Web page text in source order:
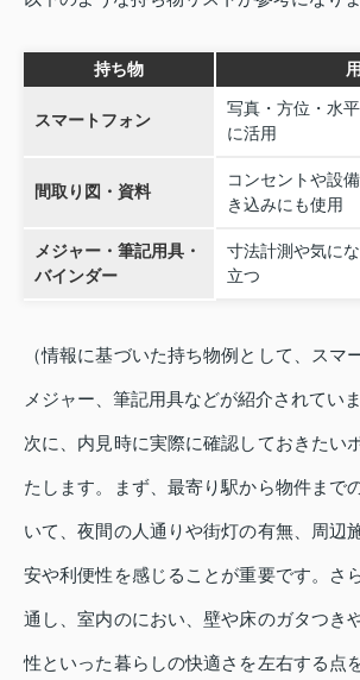
持ち物
スマートフォン
写真・方位・水
に活用
間取り図・資料
コンセントや設
き込みにも使用
メジャー・筆記用具・
バインダー
寸法計測や気に
立つ
（情報に基づいた持ち物例として、スマ
メジャー、筆記用具などが紹介されていま
次に、内見時に実際に確認しておきたい
たします。まず、最寄り駅から物件まで
いて、夜間の人通りや街灯の有無、周辺
安や利便性を感じることが重要です。さ
通し、室内のにおい、壁や床のガタつき
性といった暮らしの快適さを左右する点